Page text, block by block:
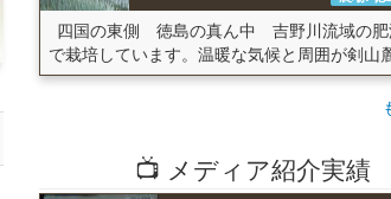
四国の東側 徳島の真ん中 吉野川流域の肥
で栽培しています。温暖な気候と周囲が剣山
📺 メディア紹介実績